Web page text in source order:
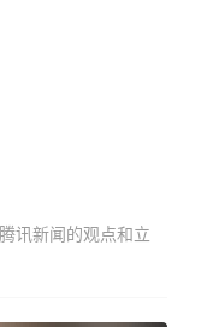
讯新闻的观点和立